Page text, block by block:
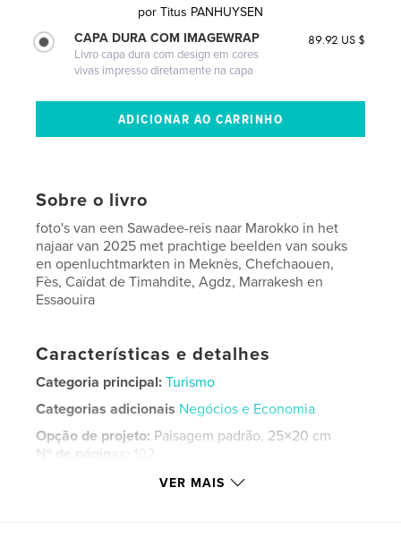
por Titus PANHUYSEN
CAPA DURA COM IMAGEWRAP
Livro capa dura com design em cores
vivas impresso diretamente na capa
89.92 US $
Sobre o livro
foto's van een Sawadee-reis naar Marokko in het
najaar van 2025 met prachtige beelden van souks
en openluchtmarkten in Meknès, Chefchaouen,
Fès, Caïdat de Timahdite, Agdz, Marrakesh en
Essaouira
Características e detalhes
Categoria principal: Turismo
Categorias adicionais Negócios e Economia
Opção de projeto: Paisagem padrão, 25×20 cm
Nº de páginas: 102
VER MAIS